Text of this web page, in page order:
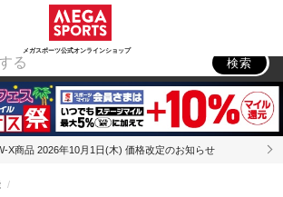
メガスポーツ公式オンラインショップ
アウトドア
検索
X商品 2026年10月1日(木) 価格改定のお知らせ